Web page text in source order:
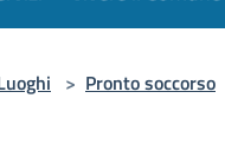
> Pronto soccorso